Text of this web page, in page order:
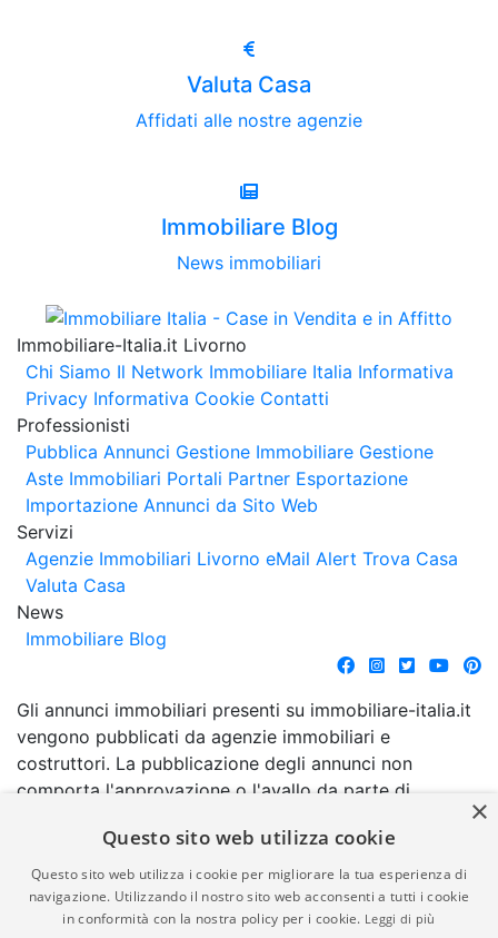
Valuta Casa
Affidati alle nostre agenzie
Immobiliare Blog
News immobiliari
Immobiliare-Italia.it Livorno
Chi Siamo Il Network Immobiliare Italia Informativa
Privacy Informativa Cookie Contatti
Professionisti
Pubblica Annunci Gestione Immobiliare Gestione
Aste Immobiliari Portali Partner Esportazione
Importazione Annunci da Sito Web
Servizi
Agenzie Immobiliari Livorno eMail Alert Trova Casa
Valuta Casa
News
Immobiliare Blog
Gli annunci immobiliari presenti su immobiliare-italia.it
vengono pubblicati da agenzie immobiliari e
costruttori. La pubblicazione degli annunci non
comporta l'approvazione o l'avallo da parte di
garanzia da parte di quest'ultima. immobiliare-italia.it
quindi non è responsabile della veridicità, della
correttezza, della completezza, della normativa in
materia di privacy e/o di alcun altro aspetto dei
×
Questo sito web utilizza cookie
Questo sito web utilizza i cookie per migliorare la tua esperienza di
navigazione. Utilizzando il nostro sito web acconsenti a tutti i cookie
in conformità con la nostra policy per i cookie. Leggi di più